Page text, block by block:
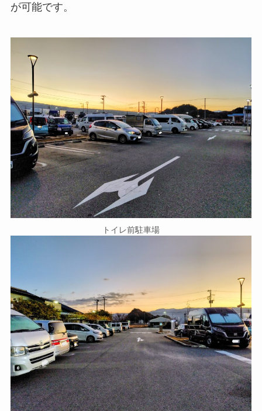
が可能です。
トイレ前駐車場